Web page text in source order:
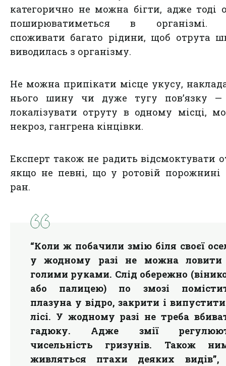
категорично не можна бігти, адже тоді
поширюватиметься в організмі.
споживати багато рідини, щоб отрута
виводилась з організму.
Не можна припікати місце укусу,
нього шину чи дуже тугу пов’язку
локалізувати отруту в одному місці,
некроз, гангрена кінцівки.
Експерт також не радить відсмоктувати
якщо не певні, що у ротовій порожнині
ран.
“Коли ж побачили змію біля своєї
у жодному разі не можна ловити
голими руками. Слід обережно
або палицею) по змозі
плазуна у відро, закрити і
лісі. У жодному разі не треба
гадюку. Адже змії
чисельність гризунів. Також
живляться птахи деяких